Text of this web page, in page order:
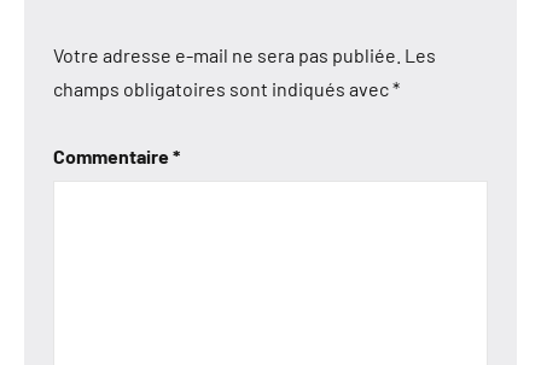
Votre adresse e-mail ne sera pas publiée. Les
champs obligatoires sont indiqués avec*
Commentaire*